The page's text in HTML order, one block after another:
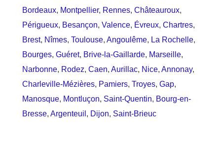
Bordeaux, Montpellier, Rennes, Châteauroux,
Périgueux, Besançon, Valence, Évreux, Chartres,
Brest, Nîmes, Toulouse, Angoulême, La Rochelle,
Bourges, Guéret, Brive-la-Gaillarde, Marseille,
Narbonne, Rodez, Caen, Aurillac, Nice, Annonay,
Charleville-Mézières, Pamiers, Troyes, Gap,
Manosque, Montluçon, Saint-Quentin, Bourg-en-
Bresse, Argenteuil, Dijon, Saint-Brieuc